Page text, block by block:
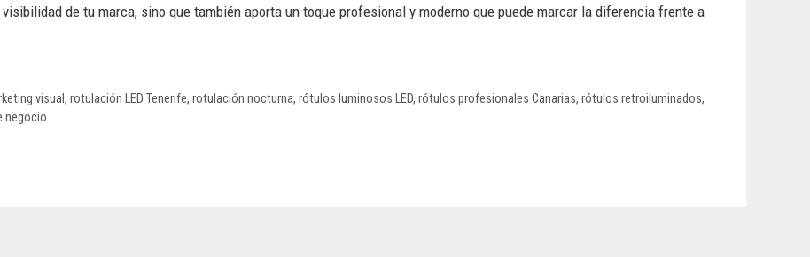
de tu marca, sino que también aporta un toque profesional y moderno que puede marcar la diferencia frente a
visual, rotulación LED Tenerife, rotulación nocturna, rótulos luminosos LED, rótulos profesionales Canarias, rótulos retroiluminados,
negocio